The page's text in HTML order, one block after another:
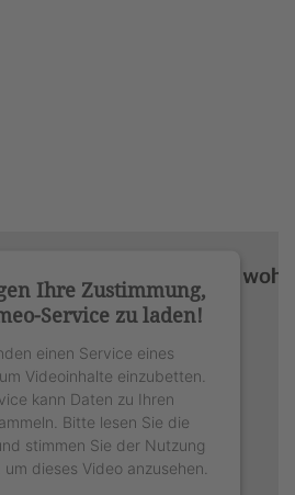
Ihre Zustimmung,
Service zu laden!
einen Service eines
Videoinhalte einzubetten.
kann Daten zu Ihren
Bitte lesen Sie die
stimmen Sie der Nutzung
dieses Video anzusehen.